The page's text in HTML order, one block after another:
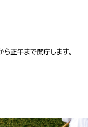
正午まで開庁します。